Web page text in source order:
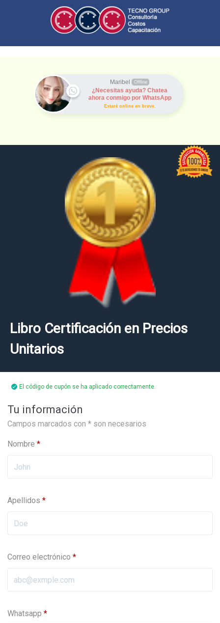
Maribel Offline
¿Necesitas ayuda? Chatea
ahora conmigo por WhatsApp
Estaré online en breve.
Libro Certificación en Precios
Unitarios
El código de cupón se ha aplicado correctamente.
Tu información
Campos marcados con * son necesarios
Nombre *
Apellidos *
Correo electrónico *
Whatsapp *